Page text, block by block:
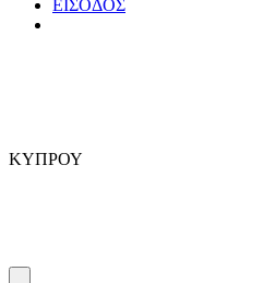
ΕΙΣΟΔΟΣ
ΚΥΠΡΟΥ